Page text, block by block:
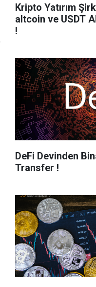
Kripto Yatırım
altcoin ve USDT
!
DeFi Devinden
Transfer !